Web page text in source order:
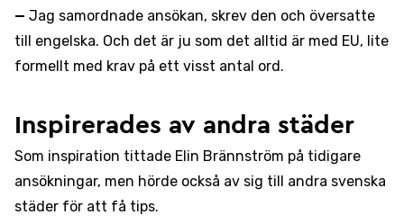
— Jag samordnade ansökan, skrev den och översatte
till engelska. Och det är ju som det alltid är med EU, lite
formellt med krav på ett visst antal ord.
Inspirerades av andra städer
Som inspiration tittade Elin Brännström på tidigare
ansökningar, men hörde också av sig till andra svenska
städer för att få tips.